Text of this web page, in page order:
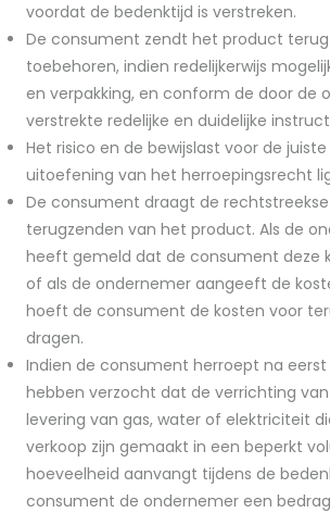
voordat de bedenktijd is verstreken.
De consument zendt het product
toebehoren, indien redelijkerwijs
en verpakking, en conform de door de
verstrekte redelijke en duidelijke
Het risico en de bewijslast voor de
uitoefening van het herroepingsrecht
De consument draagt de
terugzenden van het product. Als de
heeft gemeld dat de consument deze
of als de ondernemer aangeeft de
hoeft de consument de kosten voor
dragen.
Indien de consument herroept na eerst
hebben verzocht dat de verrichting
levering van gas, water of elektriciteit
verkoop zijn gemaakt in een beperkt
hoeveelheid aanvangt tijdens de
consument de ondernemer een